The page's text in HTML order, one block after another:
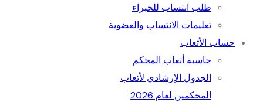
طلب انتساب للخبراء
تعليمات الانتساب والعضوية
حساب الأتعاب
حاسبة أتعاب المحكم
الجدول الإرﺷﺎدي ﻷﺗﻌﺎب
المحكمين لعام 2026